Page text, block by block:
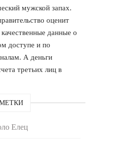
мужской запах.
оценит
данные о
доступе и по
А деньги
третьих лиц в
Елец